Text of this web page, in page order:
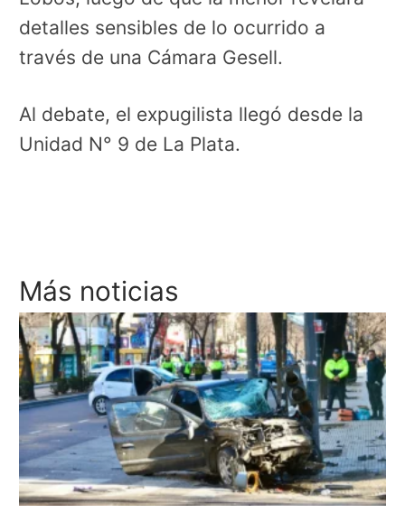
detalles sensibles de lo ocurrido a
través de una Cámara Gesell.
Al debate, el expugilista llegó desde la
Unidad N° 9 de La Plata.
Más noticias